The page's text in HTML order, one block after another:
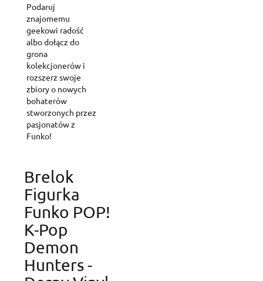
Podaruj
znajomemu
geekowi radość
albo dołącz do
grona
kolekcjonerów i
rozszerz swoje
zbiory o nowych
bohaterów
stworzonych przez
pasjonatów z
Funko!
Brelok
Figurka
Funko POP!
K-Pop
Demon
Hunters -